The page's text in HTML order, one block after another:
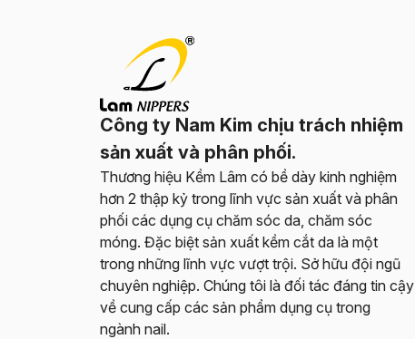
Công ty Nam Kim chịu trách nhiệm
sản xuất và phân phối.
Thương hiệu Kềm Lâm có bề dày kinh nghiệm
hơn 2 thập kỷ trong lĩnh vực sản xuất và phân
phối các dụng cụ chăm sóc da, chăm sóc
móng. Đặc biệt sản xuất kềm cắt da là một
trong những lĩnh vực vượt trội. Sở hữu đội ngũ
chuyên nghiệp. Chúng tôi là đối tác đáng tin cậy
về cung cấp các sản phẩm dụng cụ trong
ngành nail.